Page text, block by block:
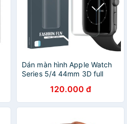
Dán màn hình Apple Watch
Series 5/4 44mm 3D full
120.000 đ